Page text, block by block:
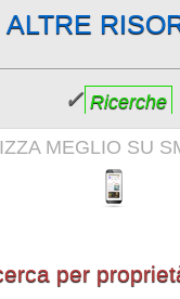
ALTRE
✓ Ricerche
MEGLIO SU
per